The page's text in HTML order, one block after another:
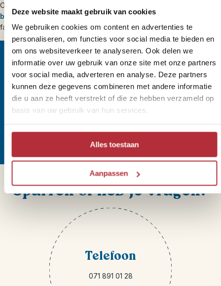
Deze website maakt gebruik van cookies
We gebruiken cookies om content en advertenties te
personaliseren, om functies voor social media te bieden en
om ons websiteverkeer te analyseren. Ook delen we
informatie over uw gebruik van onze site met onze partners
voor social media, adverteren en analyse. Deze partners
kunnen deze gegevens combineren met andere informatie
die u aan ze heeft verstrekt of die ze hebben verzameld op
basis van uw gebruik van hun services.
Alles toestaan
Aanpassen
Ons volledige reisaanbod voor Noordoost-Amerika vind je onder
bouwstenen. Maar hieronder laten we je alvast een greep uit onze
favoriete plekken in Noordoost-Amerika zien.
Wil jij altijd als eerste op de
hoogte zijn van onze Riksja
Reisnieuwtjes?
Sparren of heb je vragen?
Telefoon
071 891 01 28